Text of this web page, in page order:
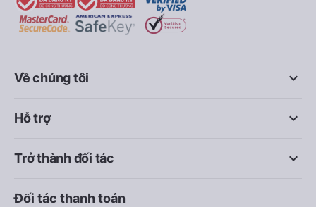
keyboard_arrow_down
Về chúng tôi
keyboard_arrow_down
Hỗ trợ
keyboard_arrow_down
Trở thành đối tác
Đối tác thanh toán